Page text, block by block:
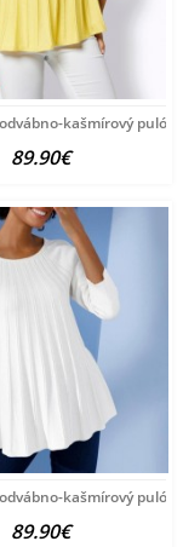
kašmírový
89.90€
kašmírový
89.90€